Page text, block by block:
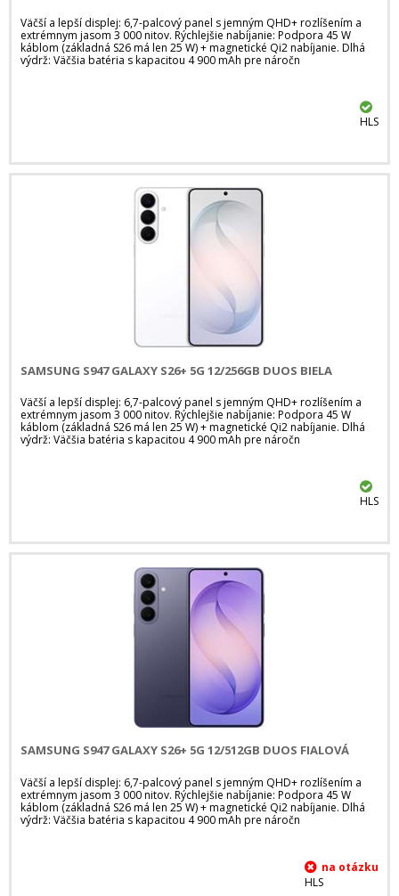
Väčší a lepší displej: 6,7-palcový panel s jemným QHD+ rozlíšením a
extrémnym jasom 3 000 nitov. Rýchlejšie nabíjanie: Podpora 45 W
káblom (základná S26 má len 25 W) + magnetické Qi2 nabíjanie. Dlhá
výdrž: Väčšia batéria s kapacitou 4 900 mAh pre náročn
HLS
SAMSUNG S947 GALAXY S26+ 5G 12/256GB DUOS BIELA
Väčší a lepší displej: 6,7-palcový panel s jemným QHD+ rozlíšením a
extrémnym jasom 3 000 nitov. Rýchlejšie nabíjanie: Podpora 45 W
káblom (základná S26 má len 25 W) + magnetické Qi2 nabíjanie. Dlhá
výdrž: Väčšia batéria s kapacitou 4 900 mAh pre náročn
HLS
SAMSUNG S947 GALAXY S26+ 5G 12/512GB DUOS FIALOVÁ
Väčší a lepší displej: 6,7-palcový panel s jemným QHD+ rozlíšením a
extrémnym jasom 3 000 nitov. Rýchlejšie nabíjanie: Podpora 45 W
káblom (základná S26 má len 25 W) + magnetické Qi2 nabíjanie. Dlhá
výdrž: Väčšia batéria s kapacitou 4 900 mAh pre náročn
HLS